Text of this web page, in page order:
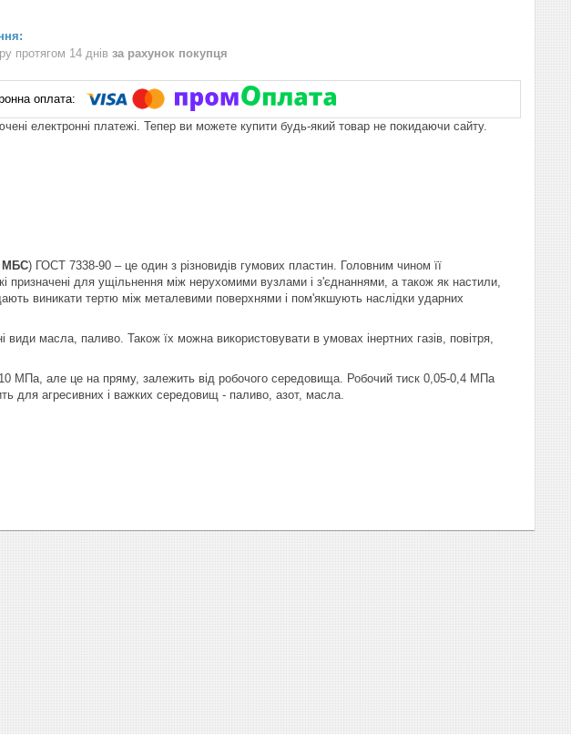
протягом 14 днів за рахунок покупця
електронні платежі. Тепер ви можете купити будь-який товар не покидаючи сайту.
МБС) ГОСТ 7338-90 – це один з різновидів гумових пластин. Головним чином її
призначені для ущільнення між нерухомими вузлами і з'єднаннями, а також як настили,
виникати тертю між металевими поверхнями і пом'якшують наслідки ударних
масла, паливо. Також їх можна використовувати в умовах інертних газів, повітря,
МПа, але це на пряму, залежить від робочого середовища. Робочий тиск 0,05-0,4 МПа
для агресивних і важких середовищ - паливо, азот, масла.